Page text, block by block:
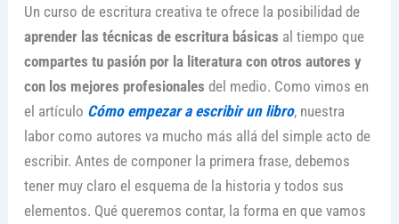
Un curso de escritura creativa te ofrece la posibilidad de
aprender las técnicas de escritura básicas al tiempo que
compartes tu pasión por la literatura con otros autores y
con los mejores profesionales del medio. Como vimos en
el artículo Cómo empezar a escribir un libro, nuestra
labor como autores va mucho más allá del simple acto de
escribir. Antes de componer la primera frase, debemos
tener muy claro el esquema de la historia y todos sus
elementos. Qué queremos contar, la forma en que vamos